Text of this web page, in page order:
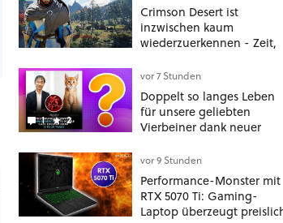
Crimson Desert ist
inzwischen kaum
wiederzuerkennen - Zeit,
drängendsten Problemen
widmen
1 2
vor 7 Stunden
Doppelt so langes Leben
für unsere geliebten
Vierbeiner dank neuer
Japan: Der Blick auf über
1.200 Kommentare zeigt,
dass es nicht so einfach ist
vor 9 Stunden
Performance-Monster mit
RTX 5070 Ti: Gaming-
Laptop überzeugt